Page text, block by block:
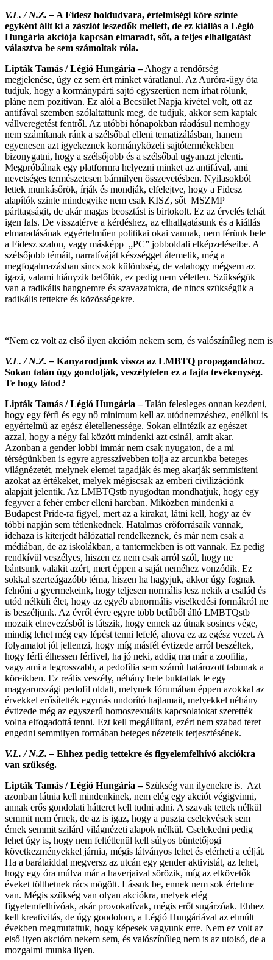
V.L. / N.Z. – A Fidesz holdudvara, értelmiségi köre szinte
egyként állt ki a zászlót leszedők mellett, de ez kiállás a Légió
Hungária akciója kapcsán elmaradt, sőt, a teljes elhallgatást
választva be sem számoltak róla.
Lipták Tamás / Légió Hungária –Ahogy a rendőrség
megjelenése, úgy ez sem ért minket váratlanul. Az Auróra-ügy óta
tudjuk, hogy a kormánypárti sajtó egyszerűen nem írhat rólunk,
pláne nem pozitívan. Ez alól a Becsület Napja kivétel volt, ott az
antifával szemben szólaltattunk meg, de tudjuk, akkor sem kaptak
vállveregetést fentről. Az utóbbi hónapokban ráadásul nemhogy
nem számítanak ránk a szélsőbal elleni tematizálásban, hanem
egyenesen azt igyekeznek kormányközeli sajtótermékekben
bizonygatni, hogy a szélsőjobb és a szélsőbal ugyanazt jelenti.
Megpróbálnak egy platformra helyezni minket az antifával, ami
nevetséges természetesen bármilyen összevetésben. Nyilasokból
lettek munkásőrök, írják és mondják, elfelejtve, hogy a Fidesz
alapítók szinte mindegyike nem csak KISZ, sőt MSZMP
párttagságit, de akár magas beosztást is birtokolt. Ez az érvelés tehát
igen fals. De visszatérve a kérdéshez, az elhallgatásunk és a kiállás
elmaradásának egyértelműen politikai okai vannak, nem férünk bele
a Fidesz szalon, vagy másképp „PC” jobboldali elképzeléseibe. A
szélsőjobb témáit, narratíváját készséggel átemelik, még a
megfogalmazásban sincs sok különbség, de valahogy mégsem az
igazi, valami hiányzik belőlük, ez pedig nem véletlen. Szükségük
van a radikális hangnemre és szavazatokra, de nincs szükségük a
radikális tettekre és közösségekre.
“Nem ez volt az első ilyen akcióm nekem sem, és valószínűleg nem
V.L. / N.Z. – Kanyarodjunk vissza az LMBTQ propagandához.
Sokan talán úgy gondolják, veszélytelen ez a fajta tevékenység.
Te hogy látod?
Lipták Tamás / Légió Hungária –Talán felesleges onnan kezdeni,
hogy egy férfi és egy nő minimum kell az utódnemzéshez, enélkül is
egyértelmű az egész életellenessége. Sokan elintézik az egészet
azzal, hogy a négy fal között mindenki azt csinál, amit akar.
Azonban a gender lobbi immár nem csak nyugaton, de a mi
térségünkben is egyre agresszívebben tolja az arcunkba beteges
világnézetét, melynek elemei tagadják és meg akarják semmisíteni
azokat az értékeket, melyek mégiscsak az emberi civilizációnk
alapjait jelentik. Az LMBTQstb nyugodtan mondhatjuk, hogy egy
fegyver a fehér ember elleni harcban. Miközben mindenki a
Budapest Pride-ra figyel, mert az a kirakat, látni kell, hogy az év
többi napján sem tétlenkednek. Hatalmas erőforrásaik vannak,
idehaza is kiterjedt hálózattal rendelkeznek, és már nem csak a
médiában, de az iskolákban, a tantermekben is ott vannak. Ez pedig
rendkívül veszélyes, hiszen ez nem csak arról szól, hogy ne
bántsunk valakit azért, mert éppen a saját neméhez vonzódik. Ez
sokkal szerteágazóbb téma, hiszen ha hagyjuk, akkor úgy fognak
felnőni a gyermekeink, hogy teljesen normális lesz nekik a család és
utód nélküli élet, hogy az egyéb abnormális viselkedési formákról ne
is beszéljünk. Az évről évre egyre több betűből álló LMBTQstb
mozaik elnevezésből is látszik, hogy ennek az útnak sosincs vége,
mindig lehet még egy lépést tenni lefelé, ahova ez az egész vezet. A
folyamatot jól jellemzi, hogy míg másfél évtizede arról beszéltek,
hogy férfi élhessen férfivel, ha jó neki, addig ma már a zoofilia,
vagy ami a legrosszabb, a pedofília sem számít határozott tabunak a
köreikben. Ez reális veszély, néhány hete buktattak le egy
magyarországi pedofil oldalt, melynek fórumában éppen azokkal az
érvekkel erősítették egymás undorító hajlamait, melyekkel néhány
évtizede még az egyszerű homoszexuális kapcsolatokat szerették
volna elfogadottá tenni. Ezt kell megállítani, ezért nem szabad teret
engedni semmilyen formában beteges nézeteik terjesztésének.
V.L. / N.Z. – Ehhez pedig tettekre és figyelemfelhívó akciókra
van szükség.
Lipták Tamás / Légió Hungária –Szükség van ilyenekre is. Azt
azonban látnia kell mindenkinek, nem elég egy akciót végigvinni,
annak erős gondolati hátteret kell tudni adni. A szavak tettek nélkül
semmit nem érnek, de az is igaz, hogy a puszta cselekvések sem
érnek semmit szilárd világnézeti alapok nélkül. Cselekedni pedig
lehet úgy is, hogy nem feltétlenül kell súlyos büntetőjogi
következményekkel járnia, mégis látványos lehet és elérheti a célját.
Ha a barátaiddal megversz az utcán egy gender aktivistát, az lehet,
hogy egy óra múlva már a haverjaival sörözik, míg az elkövetők
éveket tölthetnek rács mögött. Lássuk be, ennek nem sok értelme
van. Mégis szükség van olyan akciókra, melyek elég
figyelemfelhívóak, akár provokatívak, mégis erőt sugárzóak. Ehhez
kell kreativitás, de úgy gondolom, a Légió Hungáriával az elmúlt
években megmutattuk, hogy képesek vagyunk erre. Nem ez volt az
első ilyen akcióm nekem sem, és valószínűleg nem is az utolsó, de a
mozgalmi munka ilyen.